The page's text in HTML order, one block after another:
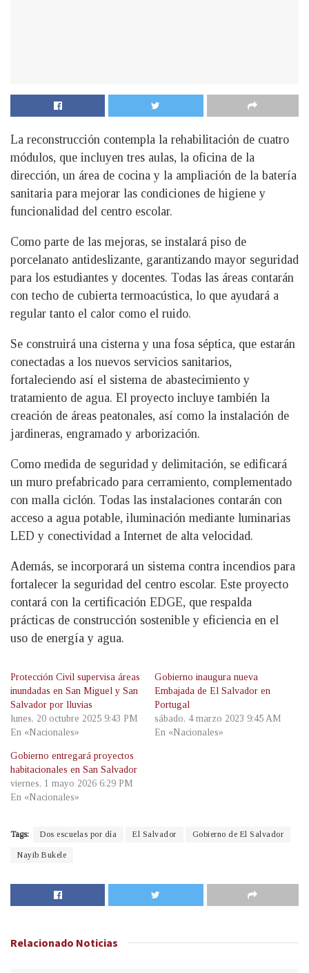
La reconstrucción contempla la rehabilitación de cuatro
módulos, que incluyen tres aulas, la oficina de la
dirección, un área de cocina y la ampliación de la batería
sanitaria para mejorar las condiciones de higiene y
funcionalidad del centro escolar.
Como parte de las mejoras, se instalará piso de
porcelanato antideslizante, garantizando mayor seguridad
para los estudiantes y docentes. Todas las áreas contarán
con techo de cubierta termoacústica, lo que ayudará a
regular tanto el calor como el ruido.
Se construirá una cisterna y una fosa séptica, que estarán
conectadas a los nuevos servicios sanitarios,
fortaleciendo así el sistema de abastecimiento y
tratamiento de agua. El proyecto incluye también la
creación de áreas peatonales, así como la instalación de
jardineras, engramado y arborización.
Como medida de seguridad y delimitación, se edificará
un muro prefabricado para cerramiento, complementado
con malla ciclón. Todas las instalaciones contarán con
acceso a agua potable, iluminación mediante luminarias
LED y conectividad a Internet de alta velocidad.
Además, se incorporará un sistema contra incendios para
fortalecer la seguridad del centro escolar. Este proyecto
contará con la certificación EDGE, que respalda
prácticas de construcción sostenible y eficiencia en el
uso de energía y agua.
Protección Civil supervisa áreas
inundadas en San Miguel y San
Salvador por lluvias
lunes, 20 octubre 2025 9:43 PM
En «Nacionales»
Gobierno inaugura nueva
Embajada de El Salvador en
Portugal
sábado, 4 marzo 2023 9:45 AM
En «Nacionales»
Gobierno entregará proyectos
habitacionales en San Salvador
viernes, 1 mayo 2026 6:29 PM
En «Nacionales»
Tags: Dos escuelas por día El Salvador Gobierno de El Salvador
Nayib Bukele
Relacionado Noticias